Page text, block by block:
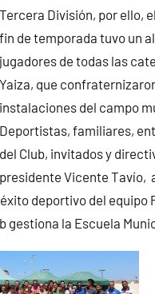
Tercera División, por ello,
fin de temporada tuvo un
jugadores de todas las
Yaiza, que
instalaciones del campo
Deportistas, familiares,
del Club, invitados y
presidente Vicente Tavío,
deportivo del equipo
gestiona la Escuela